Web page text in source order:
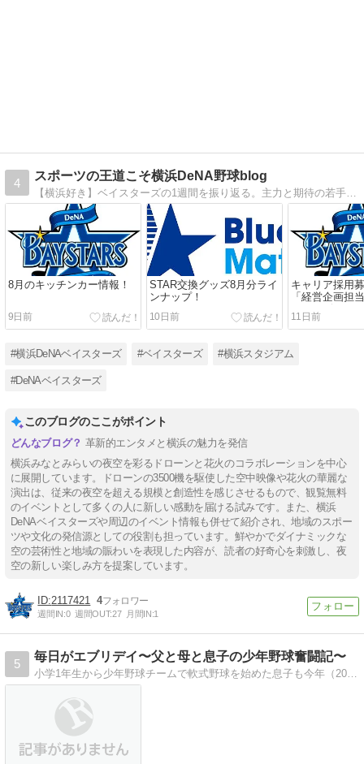
4
スポーツの王道こそ横浜DeNA野球blog
【横浜好き】ベイスターズの1週間を振り返る。主力と期待の若手の活躍、ルーキーの存在感などなど野球界の話題も含めて共有を目指します。
8月のキッチンカー情報！
9日前
STAR交換グッズ8月分ライ
ンナップ！
10日前
キャリア採用
「経営企画担
ウスデザイナ
員」追加のお
11日前
#横浜DeNAベイスターズ #ベイスターズ #横浜スタジアム
#DeNAベイスターズ
このブログのここがポイント
革新的エンタメと横浜の魅力を発信
横浜みなとみらいの夜空を彩るドローンと花火のコラボレーションを中心
に展開しています。ドローンの3500機を駆使した空中映像や花火の華麗な
演出は、従来の夜空を超える規模と創造性を感じさせるもので、観覧無料
のイベントとして多くの人に新しい感動を届ける試みです。また、横浜
DeNAベイスターズや周辺のイベント情報も併せて紹介され、地域のスポー
ツや文化の発信源としての役割も担っています。鮮やかでダイナミックな
空の芸術性と地域の賑わいを表現した内容が、読者の好奇心を刺激し、夜
空の新しい楽しみ方を提案しています。
2117421 4
週間IN:0 週間OUT:27 月間IN:1
5
毎日がエブリデイ〜父と母と息子の少年野球奮闘記〜
小学1年生から少年野球チームで軟式野球を始めた息子も今年（2016年度）で小学4年生。 丸3年の下積みに耐えw今季からや〜…っと自分の学年でチームを組んで試合…